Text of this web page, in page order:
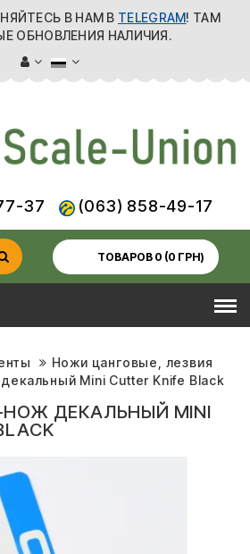
В НАМ В TELEGRAM! ТАМ
ОБНОВЛЕНИЯ НАЛИЧИЯ.
37 (063) 858-49-17
ТОВАРОВ 0 (0 ГРН)
Ножи цанговые, лезвия
Mini Cutter Knife Black
НОЖ ДЕКАЛЬНЫЙ MINI